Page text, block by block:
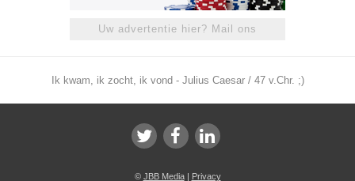
Uw advertentie hier? Mail ons
Ik kwam, ik zocht, ik vond - Julius Caesar / 47 v.Chr. ;)
© JBB Media| Privacy